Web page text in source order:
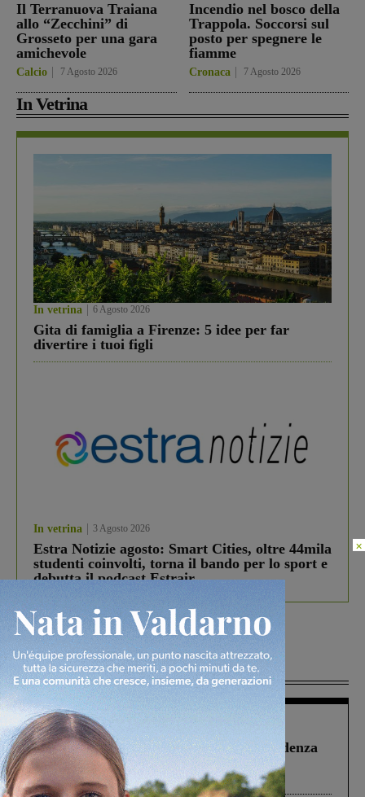
Il Terranuova Traiana
allo “Zecchini” di
Grosseto per una gara
amichevole
Calcio 7 Agosto 2026
Incendio nel bosco della
Trappola. Soccorsi sul
posto per spegnere le
fiamme
Cronaca 7 Agosto 2026
In Vetrina
In vetrina 6 Agosto 2026
Gita di famiglia a Firenze: 5 idee per far
divertire i tuoi figli
In vetrina 3 Agosto 2026
Estra Notizie agosto: Smart Cities, oltre 44mila
studenti coinvolti, torna il bando per lo sport e
debutta il podcast Estrair
Più lette
Figline Incisa Valdarno 1 Agosto 2026
Piscina di Figline finanziata oltre la scadenza
Pnrr, il gruppo di Fratelli d’Italia: “Un
ringraziamento al Governo”
×